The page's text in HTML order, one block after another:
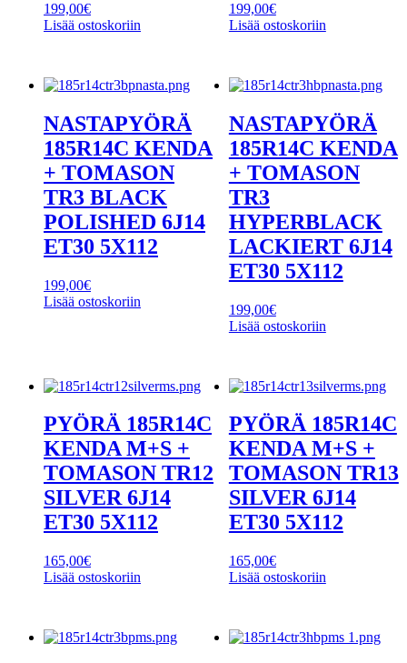
199,00€
Lisää ostoskoriin
199,00€
Lisää ostoskoriin
NASTAPYÖRÄ
185R14C KENDA
+ TOMASON
TR3 BLACK
POLISHED 6J14
ET30 5X112
199,00€
Lisää ostoskoriin
NASTAPYÖRÄ
185R14C KENDA
+ TOMASON
TR3
HYPERBLACK
LACKIERT 6J14
ET30 5X112
199,00€
Lisää ostoskoriin
PYÖRÄ 185R14C
KENDA M+S +
TOMASON TR12
SILVER 6J14
ET30 5X112
165,00€
Lisää ostoskoriin
PYÖRÄ 185R14C
KENDA M+S +
TOMASON TR13
SILVER 6J14
ET30 5X112
165,00€
Lisää ostoskoriin